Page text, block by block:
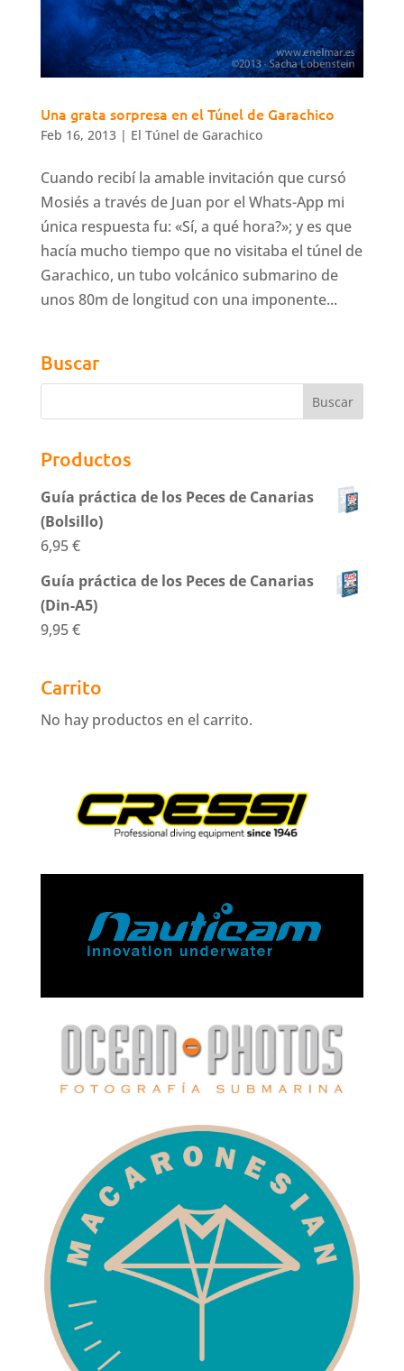
Una grata sorpresa en el Túnel de Garachico
Feb 16, 2013| El Túnel de Garachico
Cuando recibí la amable invitación que cursó
Mosiés a través de Juan por el Whats-App mi
única respuesta fu: «Sí, a qué hora?»; y es que
hacía mucho tiempo que no visitaba el túnel de
Garachico, un tubo volcánico submarino de
unos 80m de longitud con una imponente...
Buscar
Productos
Guía práctica de los Peces de Canarias
(Bolsillo)
6,95€
Guía práctica de los Peces de Canarias
(Din-A5)
9,95€
Carrito
No hay productos en el carrito.